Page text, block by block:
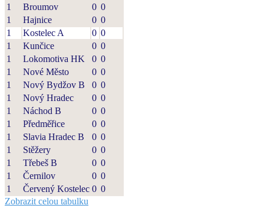
1
Broumov 0 0
1
Hajnice 0 0
1
Kostelec A 0 0
1
Kunčice 0 0
1
Lokomotiva HK 0 0
1
Nové Město 0 0
1
Nový Bydžov B 0 0
1
Nový Hradec 0 0
1
Náchod B 0 0
1
Předměřice 0 0
1
Slavia Hradec B 0 0
1
Stěžery 0 0
1
Třebeš B 0 0
1
Černilov 0 0
1
Červený Kostelec 0 0
Zobrazit celou tabulku